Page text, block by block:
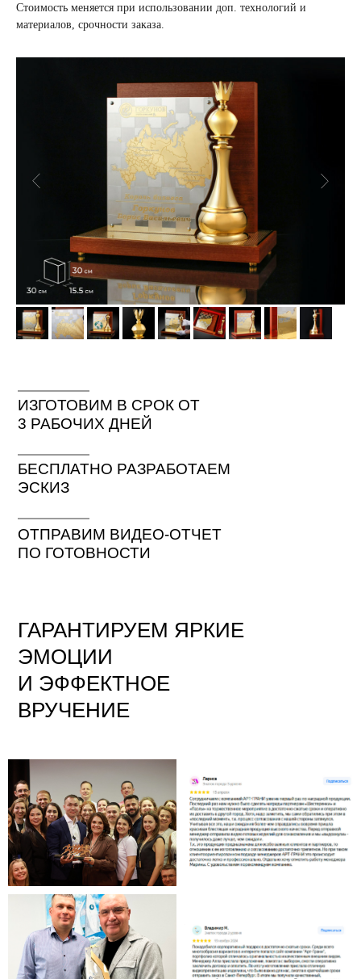
Стоимость меняется при использовании доп. технологий и
материалов, срочности заказа.
ИЗГОТОВИМ В СРОК ОТ
3 РАБОЧИХ ДНЕЙ
БЕСПЛАТНО РАЗРАБОТАЕМ
ЭСКИЗ
ОТПРАВИМ ВИДЕО-ОТЧЕТ
ПО ГОТОВНОСТИ
ГАРАНТИРУЕМ ЯРКИЕ
ЭМОЦИИ
И ЭФФЕКТНОЕ
ВРУЧЕНИЕ